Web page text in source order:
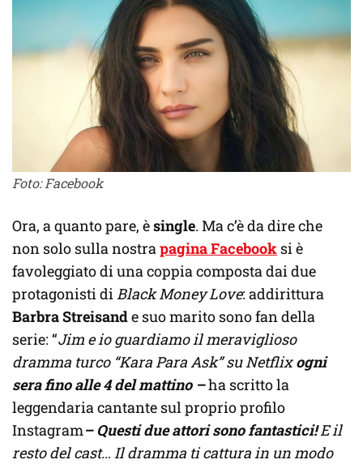
Foto: Facebook
Ora, a quanto pare, èsingle. Ma c’è da dire che
non solo sulla nostrapagina Facebook si è
favoleggiato di una coppia composta dai due
protagonisti diBlack Money Love: addirittura
Barbra Streisande suo marito sono fan della
serie: “Jim e io guardiamo il meraviglioso
dramma turco “Kara Para Ask” su Netflixogni
sera fino alle 4 del mattino –ha scritto la
leggendaria cantante sul proprio profilo
Instagram– Questi due attori sono fantastici!E il
resto del cast… Il dramma ti cattura in un modo